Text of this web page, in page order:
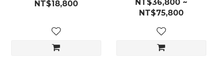
NT$18,800
NT$36,800 ~
NT$75,800